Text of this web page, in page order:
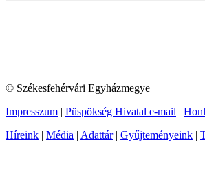
© Székesfehérvári Egyházmegye
Impresszum | Püspökség Hivatal e-mail |
Híreink | Média | Adattár| Gyűjteményeink |